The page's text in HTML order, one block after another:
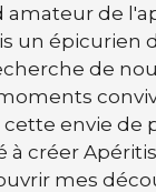
amateur de
un épicurien
de
cette envie de
à créer
mes